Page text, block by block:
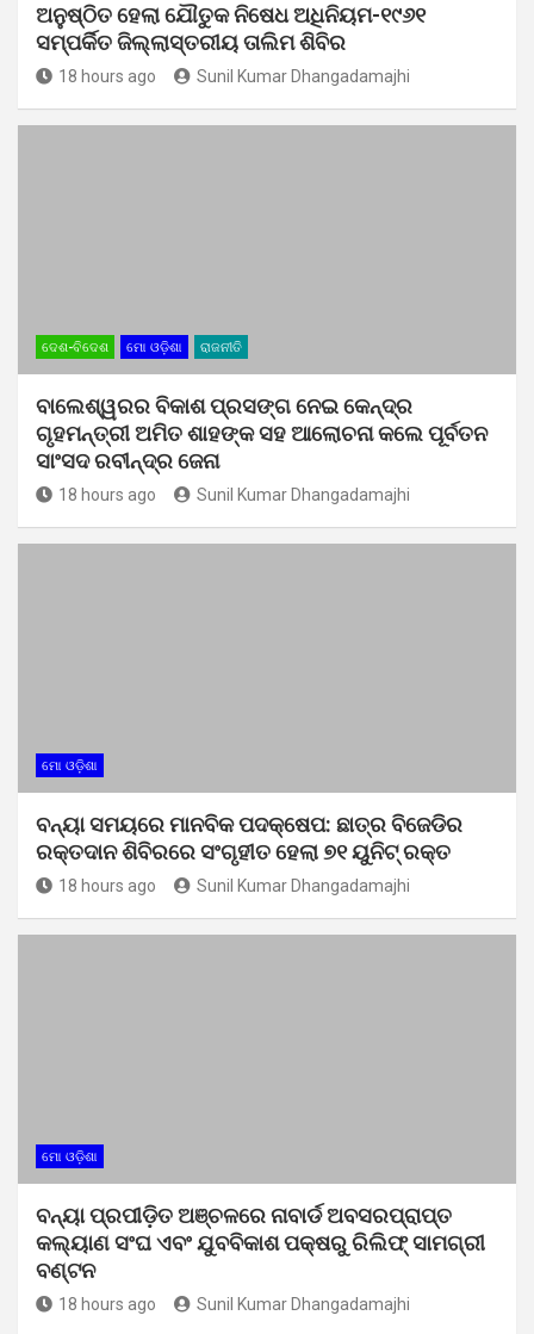
ଅନୁଷ୍ଠିତ ହେଲା ଯୌତୁକ ନିଷେଧ ଅଧିନିୟମ-୧୯୬୧
ସମ୍ପର୍କିତ ଜିଲ୍ଲାସ୍ତରୀୟ ତାଲିମ ଶିବିର
18 hours ago Sunil Kumar Dhangadamajhi
ଦେଶ-ବିଦେଶ ମୋ ଓଡ଼ିଶା ରାଜନୀତି
ବାଲେଶ୍ୱରର ବିକାଶ ପ୍ରସଙ୍ଗ ନେଇ କେନ୍ଦ୍ର
ଗୃହମନ୍ତ୍ରୀ ଅମିତ ଶାହଙ୍କ ସହ ଆଲୋଚନା କଲେ ପୂର୍ବତନ
ସାଂସଦ ରବୀନ୍ଦ୍ର ଜେନା
18 hours ago Sunil Kumar Dhangadamajhi
ମୋ ଓଡ଼ିଶା
ବନ୍ୟା ସମୟରେ ମାନବିକ ପଦକ୍ଷେପ: ଛାତ୍ର ବିଜେଡିର
ରକ୍ତଦାନ ଶିବିରରେ ସଂଗୃହୀତ ହେଲା ୭୧ ୟୁନିଟ୍ ରକ୍ତ
18 hours ago Sunil Kumar Dhangadamajhi
ମୋ ଓଡ଼ିଶା
ବନ୍ୟା ପ୍ରପୀଡ଼ିତ ଅଞ୍ଚଳରେ ନାବାର୍ଡ ଅବସରପ୍ରାପ୍ତ
କଲ୍ୟାଣ ସଂଘ ଏବଂ ଯୁବବିକାଶ ପକ୍ଷରୁ ରିଲିଫ୍ ସାମଗ୍ରୀ
ବଣ୍ଟନ
18 hours ago Sunil Kumar Dhangadamajhi